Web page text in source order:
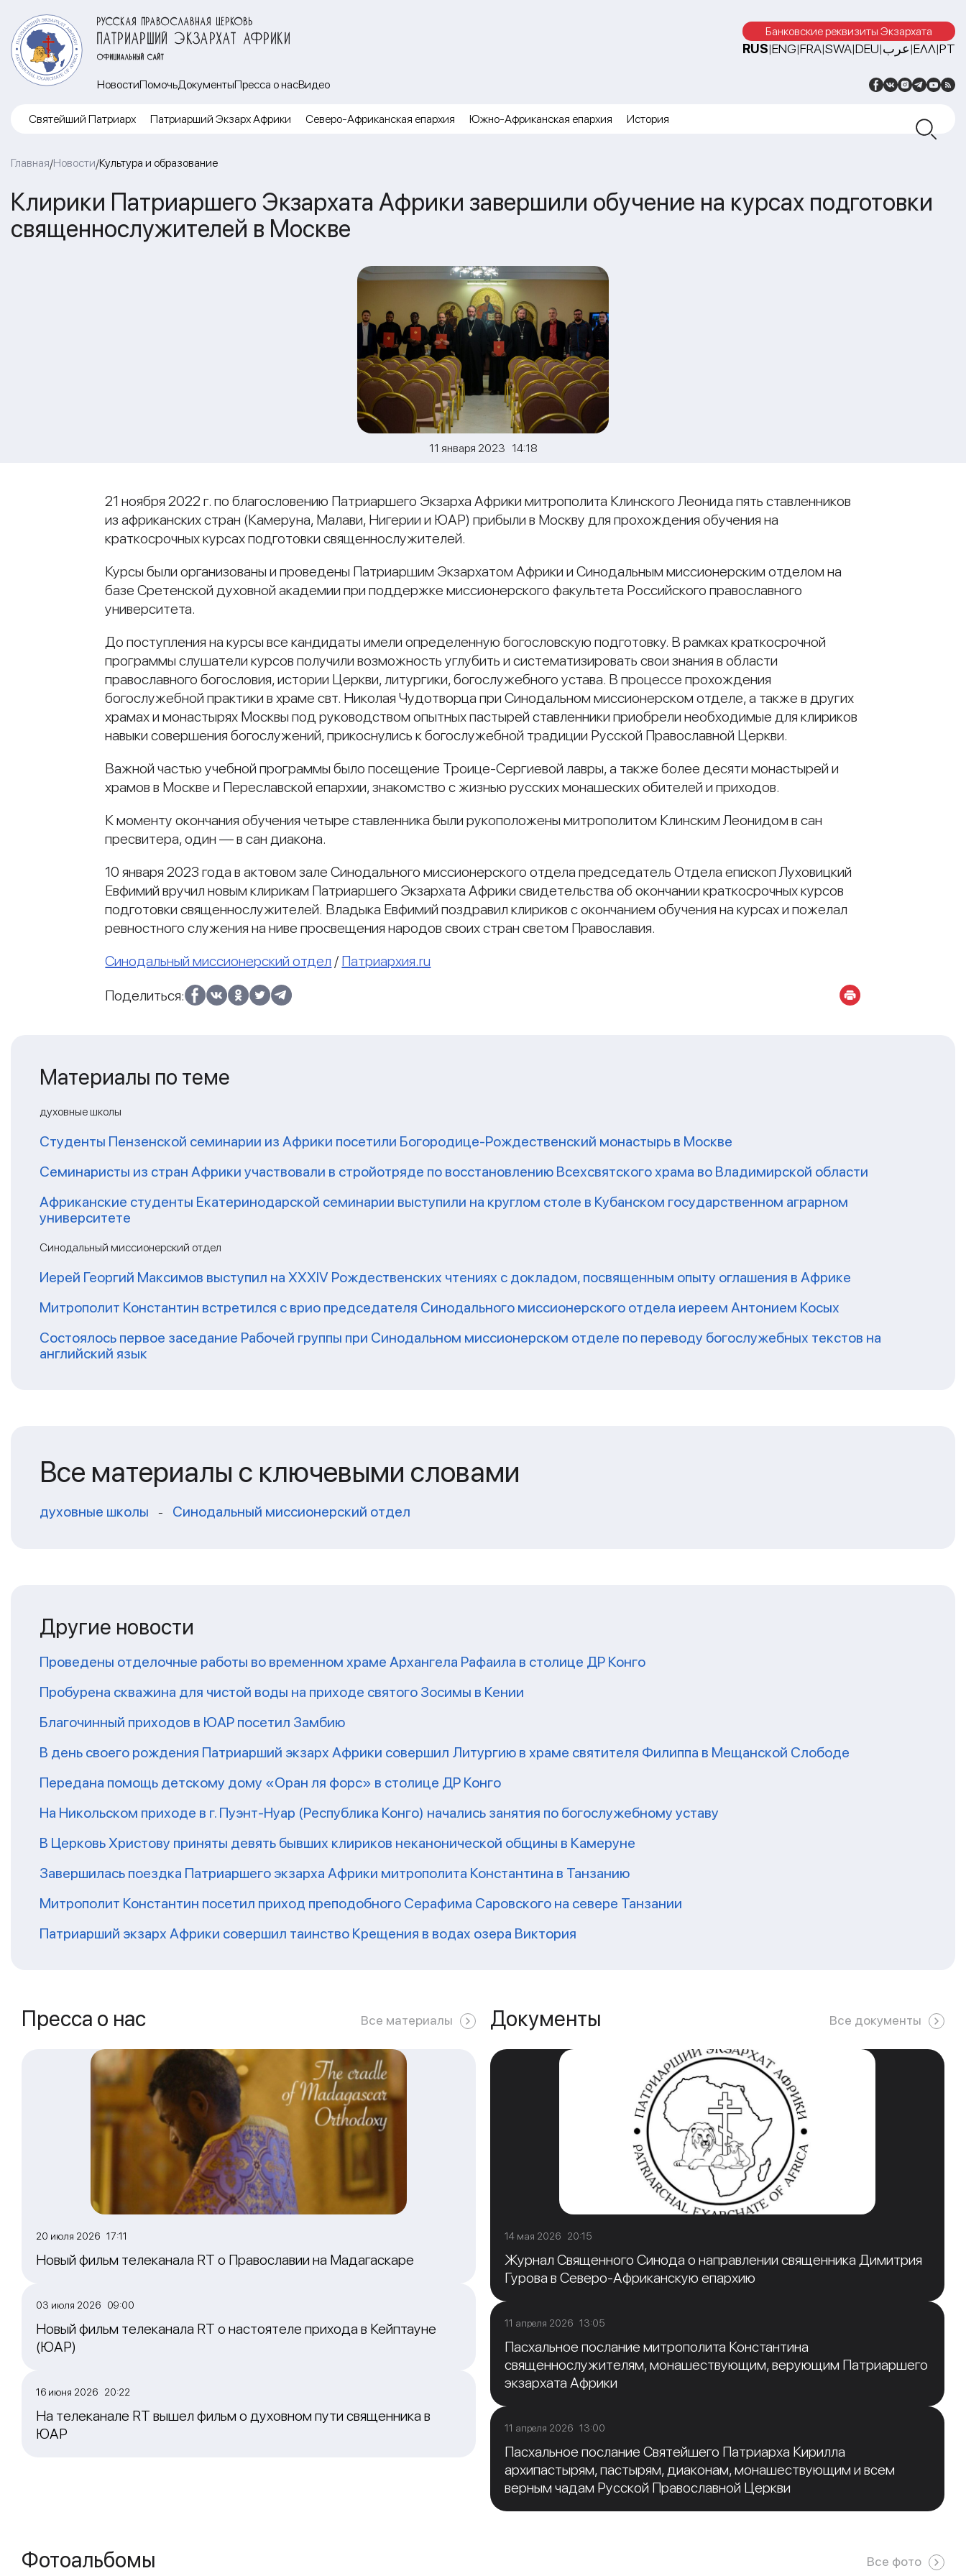
РУССКАЯ ПРАВОСЛАВНАЯ ЦЕРКОВЬ
ПАТРИАРШИЙ ЭКЗАРХАТ АФРИКИ
ОФИЦИАЛЬНЫЙ САЙТ
Банковские реквизиты Экзархата
RUS|ENG|FRA|SWA|DEU|عرب|ΕΛΛ|PT
НовостиПомочьДокументыПресса о насВидео
Cвятейший Патриарх Патриарший Экзарх Африки Северо-Африканская епархия Южно-Африканская епархия История
Главная/Новости/Культура и образование
Клирики Патриаршего Экзархата Африки завершили обучение на курсах подготовки
священнослужителей в Москве
11 января 2023 14:18
21 ноября 2022 г. по благословению Патриаршего Экзарха Африки митрополита Клинского Леонида пять ставленников
из африканских стран (Камеруна, Малави, Нигерии и ЮАР) прибыли в Москву для прохождения обучения на
краткосрочных курсах подготовки священнослужителей.
Курсы были организованы и проведены Патриаршим Экзархатом Африки и Синодальным миссионерским отделом на
базе Сретенской духовной академии при поддержке миссионерского факультета Российского православного
университета.
До поступления на курсы все кандидаты имели определенную богословскую подготовку. В рамках краткосрочной
программы слушатели курсов получили возможность углубить и систематизировать свои знания в области
православного богословия, истории Церкви, литургики, богослужебного устава. В процессе прохождения
богослужебной практики в храме свт. Николая Чудотворца при Синодальном миссионерском отделе, а также в других
храмах и монастырях Москвы под руководством опытных пастырей ставленники приобрели необходимые для клириков
навыки совершения богослужений, прикоснулись к богослужебной традиции Русской Православной Церкви.
Важной частью учебной программы было посещение Троице-Сергиевой лавры, а также более десяти монастырей и
храмов в Москве и Переславской епархии, знакомство с жизнью русских монашеских обителей и приходов.
К моменту окончания обучения четыре ставленника были рукоположены митрополитом Клинским Леонидом в сан
пресвитера, один — в сан диакона.
10 января 2023 года в актовом зале Синодального миссионерского отдела председатель Отдела епископ Луховицкий
Евфимий вручил новым клирикам Патриаршего Экзархата Африки свидетельства об окончании краткосрочных курсов
подготовки священнослужителей. Владыка Евфимий поздравил клириков с окончанием обучения на курсах и пожелал
ревностного служения на ниве просвещения народов своих стран светом Православия.
Синодальный миссионерский отдел / Патриархия.ru
Поделиться:
Материалы по теме
духовные школы
Студенты Пензенской семинарии из Африки посетили Богородице-Рождественский монастырь в Москве
Семинаристы из стран Африки участвовали в стройотряде по восстановлению Всехсвятского храма во Владимирской области
Африканские студенты Екатеринодарской семинарии выступили на круглом столе в Кубанском государственном аграрном
университете
Синодальный миссионерский отдел
Иерей Георгий Максимов выступил на XXXIV Рождественских чтениях с докладом, посвященным опыту оглашения в Африке
Митрополит Константин встретился с врио председателя Синодального миссионерского отдела иереем Антонием Косых
Состоялось первое заседание Рабочей группы при Синодальном миссионерском отделе по переводу богослужебных текстов на
английский язык
Все материалы с ключевыми словами
духовные школы - Синодальный миссионерский отдел
Другие новости
Проведены отделочные работы во временном храме Архангела Рафаила в столице ДР Конго
Пробурена скважина для чистой воды на приходе святого Зосимы в Кении
Благочинный приходов в ЮАР посетил Замбию
В день своего рождения Патриарший экзарх Африки совершил Литургию в храме святителя Филиппа в Мещанской Слободе
Передана помощь детскому дому «Оран ля форс» в столице ДР Конго
На Никольском приходе в г. Пуэнт-Нуар (Республика Конго) начались занятия по богослужебному уставу
В Церковь Христову приняты девять бывших клириков неканонической общины в Камеруне
Завершилась поездка Патриаршего экзарха Африки митрополита Константина в Танзанию
Митрополит Константин посетил приход преподобного Серафима Саровского на севере Танзании
Патриарший экзарх Африки совершил таинство Крещения в водах озера Виктория
Пресса о нас Все материалы
20 июля 2026 17:11
Новый фильм телеканала RT о Православии на Мадагаскаре
03 июля 2026 09:00
Новый фильм телеканала RT о настоятеле прихода в Кейптауне
(ЮАР)
16 июня 2026 20:22
На телеканале RT вышел фильм о духовном пути священника в
ЮАР
Документы Все документы
14 мая 2026 20:15
Журнал Священного Синода о направлении священника Димитрия
Гурова в Северо-Африканскую епархию
11 апреля 2026 13:05
Пасхальное послание митрополита Константина
священнослужителям, монашествующим, верующим Патриаршего
экзархата Африки
11 апреля 2026 13:00
Пасхальное послание Святейшего Патриарха Кирилла
архипастырям, пастырям, диаконам, монашествующим и всем
верным чадам Русской Православной Церкви
Фотоальбомы Все фото